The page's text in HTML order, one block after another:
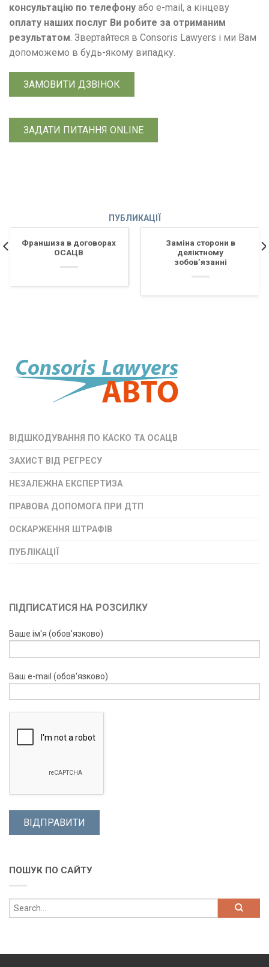
консультацію по телефону або e-mail, а кінцеву
оплату наших послуг Ви робите за отриманим
результатом. Звертайтеся в Consoris Lawyers і ми Вам
допоможемо в будь-якому випадку.
ЗАМОВИТИ ДЗВІНОК
ЗАДАТИ ПИТАННЯ ONLINE
ПУБЛИКАЦІЇ
Франшиза в договорах
ОСАЦВ
Заміна сторони в
деліктному
зобов’язанні
ВІДШКОДУВАННЯ ПО КАСКО ТА ОСАЦВ
ЗАХИСТ ВІД РЕГРЕСУ
НЕЗАЛЕЖНА ЕКСПЕРТИЗА
ПРАВОВА ДОПОМОГА ПРИ ДТП
ОСКАРЖЕННЯ ШТРАФІВ
ПУБЛІКАЦІЇ
ПІДПИСАТИСЯ НА РОЗСИЛКУ
Ваше ім'я (обов'язково)
Ваш e-mail (обов'язково)
ПОШУК ПО САЙТУ